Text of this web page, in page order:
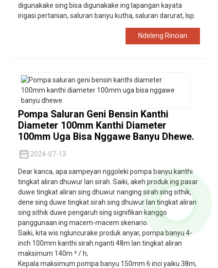
digunakake sing bisa digunakake ing lapangan kayata
irigasi pertanian, saluran banyu kutha, saluran darurat, lsp.
Ndeleng Rincian
Pompa Saluran Geni Bensin Kanthi
Diameter 100mm Kanthi Diameter
100mm Uga Bisa Nggawe Banyu Dhewe.
2024-07-13
Dear kanca, apa sampeyan nggoleki pompa banyu kanthi
tingkat aliran dhuwur lan sirah. Saiki, akeh produk ing pasar
duwe tingkat aliran sing dhuwur nanging sirah sing sithik,
dene sing duwe tingkat sirah sing dhuwur lan tingkat aliran
sing sithik duwe pengaruh sing signifikan kanggo
panggunaan ing macem-macem skenario.
Saiki, kita wis ngluncurake produk anyar, pompa banyu 4-
inch 100mm kanthi sirah nganti 48m lan tingkat aliran
maksimum 140m ³ / h;
Kepala maksimum pompa banyu 150mm 6 inci yaiku 38m,